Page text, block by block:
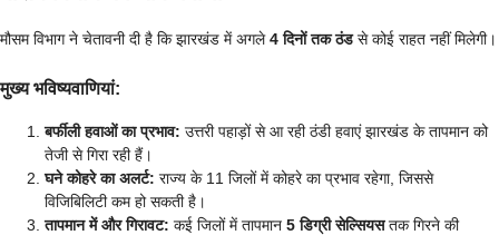
मौसम विभाग ने चेतावनी दी है कि झारखंड में अगले4 दिनों तक ठंडसे कोई राहत नहीं मिलेगी।
मुख्य भविष्यवाणियां:
बर्फीली हवाओं का प्रभाव: उत्तरी पहाड़ों से आ रही ठंडी हवाएं झारखंड के तापमान को
तेजी से गिरा रही हैं।
घने कोहरे का अलर्ट: राज्य के 11 जिलों में कोहरे का प्रभाव रहेगा, जिससे
विजिबिलिटी कम हो सकती है।
तापमान में और गिरावट: कई जिलों में तापमान 5 डिग्री सेल्सियसतक गिरने की